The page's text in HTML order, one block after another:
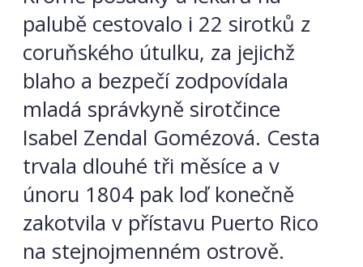
palubě cestovalo i 22 sirotků z
coruňského útulku, za jejichž
blaho a bezpečí zodpovídala
mladá správkyně sirotčince
Isabel Zendal Gomézová. Cesta
trvala dlouhé tři měsíce a v
únoru 1804 pak loď konečně
zakotvila v přístavu Puerto Rico
na stejnojmenném ostrově.